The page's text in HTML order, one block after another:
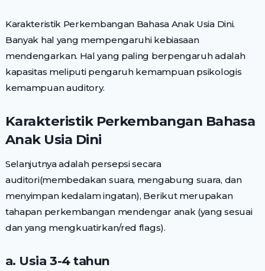
Karakteristik Perkembangan Bahasa Anak Usia Dini.
Banyak hal yang mempengaruhi kebiasaan
mendengarkan. Hal yang paling berpengaruh adalah
kapasitas meliputi pengaruh kemampuan psikologis
kemampuan auditory.
Karakteristik Perkembangan Bahasa
Anak Usia Dini
Selanjutnya adalah persepsi secara
auditori(membedakan suara, mengabung suara, dan
menyimpan kedalam ingatan), Berikut merupakan
tahapan perkembangan mendengar anak (yang sesuai
dan yang mengkuatirkan/red flags).
a. Usia 3-4 tahun